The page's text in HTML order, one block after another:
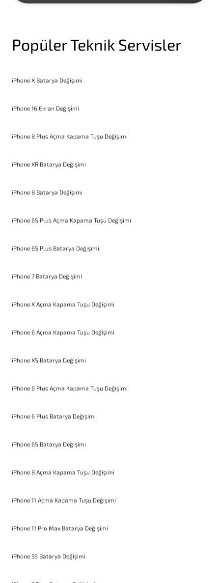
Popüler Teknik Servisler
iPhone X Batarya Değişimi
iPhone 16 Ekran Değişimi
iPhone 8 Plus Açma Kapama Tuşu Değişimi
iPhone XR Batarya Değişimi
iPhone 8 Batarya Değişimi
iPhone 6S Plus Açma Kapama Tuşu Değişimi
iPhone 6S Plus Batarya Değişimi
iPhone 7 Batarya Değişimi
iPhone X Açma Kapama Tuşu Değişimi
iPhone 6 Açma Kapama Tuşu Değişimi
iPhone XS Batarya Değişimi
iPhone 6 Plus Açma Kapama Tuşu Değişimi
iPhone 6 Plus Batarya Değişimi
iPhone 6S Batarya Değişimi
iPhone 8 Açma Kapama Tuşu Değişimi
iPhone 11 Açma Kapama Tuşu Değişimi
iPhone 11 Pro Max Batarya Değişimi
iPhone 5S Batarya Değişimi